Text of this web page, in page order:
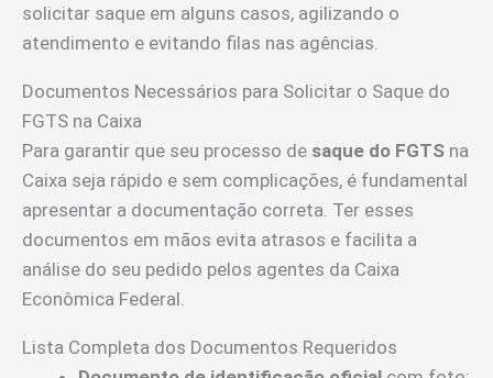
solicitar saque em alguns casos, agilizando o
atendimento e evitando filas nas agências.
Documentos Necessários para Solicitar o Saque do
FGTS na Caixa
Para garantir que seu processo de saque do FGTS na
Caixa seja rápido e sem complicações, é fundamental
apresentar a documentação correta. Ter esses
documentos em mãos evita atrasos e facilita a
análise do seu pedido pelos agentes da Caixa
Econômica Federal.
Lista Completa dos Documentos Requeridos